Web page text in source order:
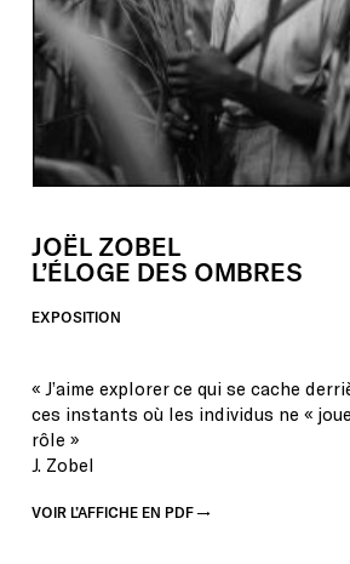
EXPOSITION
JOËL ZOBEL
L’ÉLOGE DES OMBRES
« J’aime explorer ce qui se cache
ces instants où les individus ne «
rôle »
J. Zobel
VOIR L’AFFICHE EN PDF